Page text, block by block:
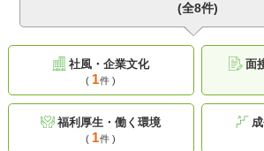
(全8件)
社風・企業文化
( 1件 )
面
福利厚生・働く環境
( 1件 )